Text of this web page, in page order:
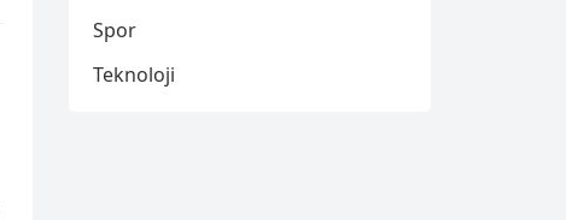
Spor
Teknoloji